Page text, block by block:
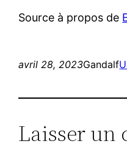
Source à propos de
avril 28, 2023Gandalf
Laisser un